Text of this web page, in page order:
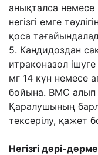
анықталса
негізгі емге
қоса
5. Кандидоздан
итраконазол
мг 14 күн немесе
бойына. ВМС алып
Қаралушының
тексерілу, қажет
Негізгі дəрі-